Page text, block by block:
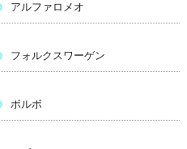
アルファロメオ
フォルクスワーゲン
ボルボ